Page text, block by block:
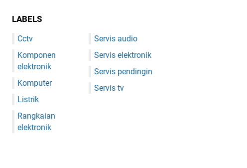
LABELS
Cctv
Komponen
elektronik
Komputer
Listrik
Rangkaian
elektronik
Servis audio
Servis elektronik
Servis pendingin
Servis tv